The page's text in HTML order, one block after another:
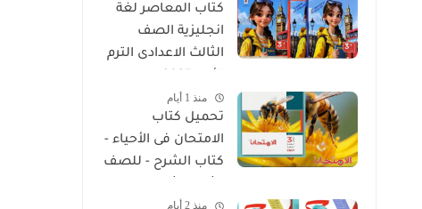
كتاب المعاصر لغة
انجليزية الصف
الثالث الاعدادى الترم
منذ 1 أيام
تحميل كتاب
الامتحان فى الأحياء -
كتاب الشرح - للصف
منذ 2 أيام